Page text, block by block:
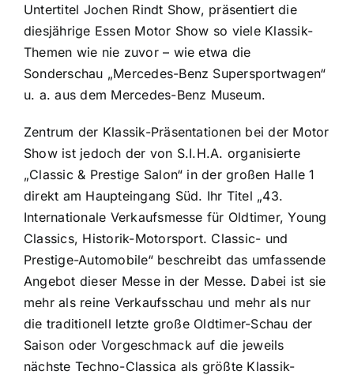
Untertitel Jochen Rindt Show, präsentiert die
diesjährige Essen Motor Show so viele Klassik-
Themen wie nie zuvor – wie etwa die
Sonderschau „Mercedes-Benz Supersportwagen“
u. a. aus dem Mercedes-Benz Museum.
Zentrum der Klassik-Präsentationen bei der Motor
Show ist jedoch der von S.I.H.A. organisierte
„Classic & Prestige Salon“ in der großen Halle 1
direkt am Haupteingang Süd. Ihr Titel „43.
Internationale Verkaufsmesse für Oldtimer, Young
Classics, Historik-Motorsport. Classic- und
Prestige-Automobile“ beschreibt das umfassende
Angebot dieser Messe in der Messe. Dabei ist sie
mehr als reine Verkaufsschau und mehr als nur
die traditionell letzte große Oldtimer-Schau der
Saison oder Vorgeschmack auf die jeweils
nächste Techno-Classica als größte Klassik-